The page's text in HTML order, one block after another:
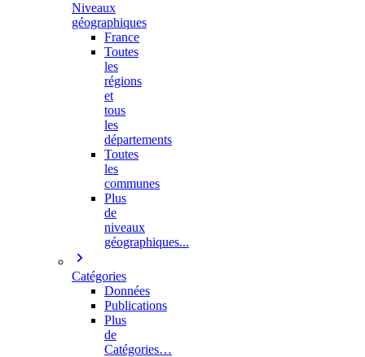
Niveaux
géographiques
France
Toutes
les
régions
et
tous
les
départements
Toutes
les
communes
Plus
de
niveaux
géographiques...
Catégories
Données
Publications
Plus
de
Catégories…